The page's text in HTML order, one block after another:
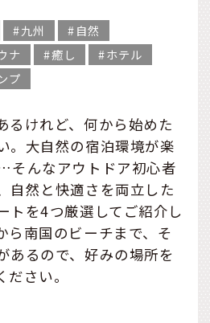
九州
自然
ナ 癒し
ホテル
プ
るけれど、何から始めた
。大自然の宿泊環境が楽
んなアウトドア初心者
自然と快適さを両立した
トを4つ厳選してご紹介し
ら南国のビーチまで、そ
あるので、好みの場所を
さい。